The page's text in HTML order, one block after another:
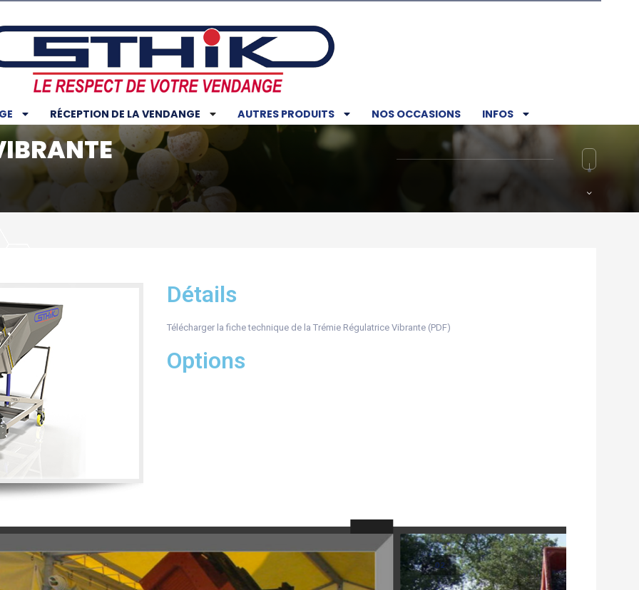
RÉCEPTION DE LA VENDANGE AUTRES PRODUITS NOS OCCASIONS INFOS
Détails
Télécharger la fiche technique de la Trémie Régulatrice Vibrante (PDF)
Options
.02